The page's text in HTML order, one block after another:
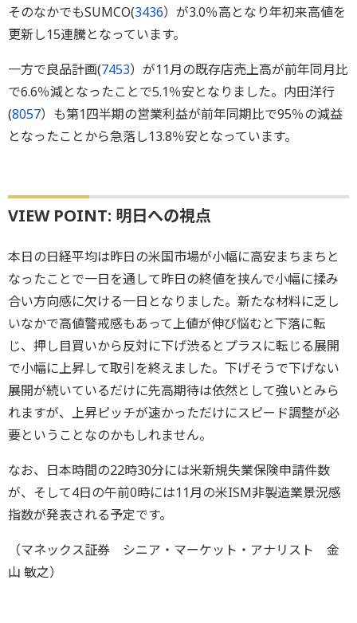
そのなかでもSUMCO(3436）が3.0％高となり年初来高値を
更新し15連騰となっています。
一方で良品計画(7453）が11月の既存店売上高が前年同月比
で6.6％減となったことで5.1％安となりました。内田洋行
(8057）も第1四半期の営業利益が前年同期比で95％の減益
となったことから急落し13.8％安となっています。
VIEW POINT: 明日への視点
本日の日経平均は昨日の米国市場が小幅に高安まちまちと
なったことで一日を通して昨日の終値を挟んで小幅に揉み
合い方向感に欠ける一日となりました。新たな材料に乏し
いなかで高値警戒感もあって上値が伸び悩むと下落に転
じ、押し目買いから反対に下げ渋るとプラスに転じる展開
で小幅に上昇して取引を終えました。下げそうで下げない
展開が続いているだけに先高期待は依然として強いとみら
れますが、上昇ピッチが速かっただけにスピード調整が必
要ということなのかもしれません。
なお、日本時間の22時30分には米新規失業保険申請件数
が、そして4日の午前0時には11月の米ISM非製造業景況感
指数が発表される予定です。
（マネックス証券 シニア・マーケット・アナリスト 金
山 敏之）